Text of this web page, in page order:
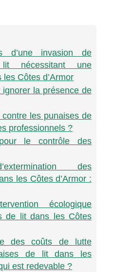
d’une invasion de
nécessitant une
Côtes d’Armor
la présence de
les punaises de
professionnels ?
le contrôle des
des
les Côtes d’Armor :
écologique
de lit dans les Côtes
des coûts de lutte
de lit dans les
est redevable ?